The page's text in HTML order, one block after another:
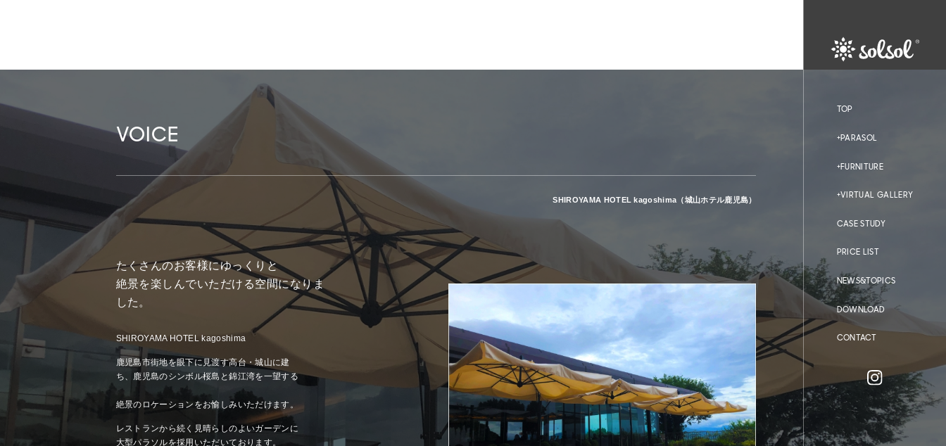
TOP
PARASOL
FURNITURE
VIRTUAL GALLERY
CASE STUDY
PRICE LIST
NEWS&TOPICS
DOWNLOAD
CONTACT
VOICE
SHIROYAMA HOTEL kagoshima （城山ホテル鹿児島）
たくさんのお客様にゆっくりと
絶景を楽しんでいただける空間になりま
した。
SHIROYAMA HOTEL kagoshima
鹿児島市街地を眼下に見渡す高台・城山に建
ち、鹿児島のシンボル桜島と錦江湾を一望する
絶景のロケーションをお愉しみいただけます。
レストランから続く見晴らしのよいガーデンに
大型パラソルを採用いただいております。